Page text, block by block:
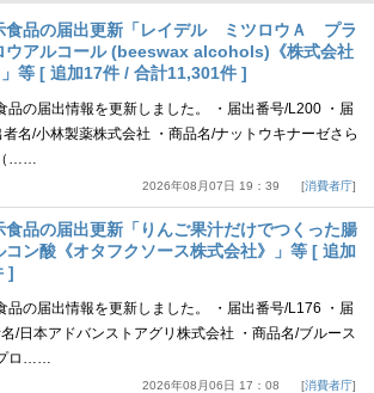
食品の届出更新「レイデル ミツロウＡ プラ
ウアルコール (beeswax alcohols)《株式会社
等 [ 追加17件 / 合計11,301件 ]
品の届出情報を更新しました。 ・届出番号/L200 ・届
名/小林製薬株式会社 ・商品名/ナットウキナーゼさら
（……
2026年08月07日 19：39 消費者庁
品の届出更新「りんご果汁だけでつくった腸
ン酸《オタフクソース株式会社》」等 [ 追加
]
品の届出情報を更新しました。 ・届出番号/L176 ・届
/日本アドバンストアグリ株式会社 ・商品名/ブルース
ロ……
2026年08月06日 17：08 消費者庁